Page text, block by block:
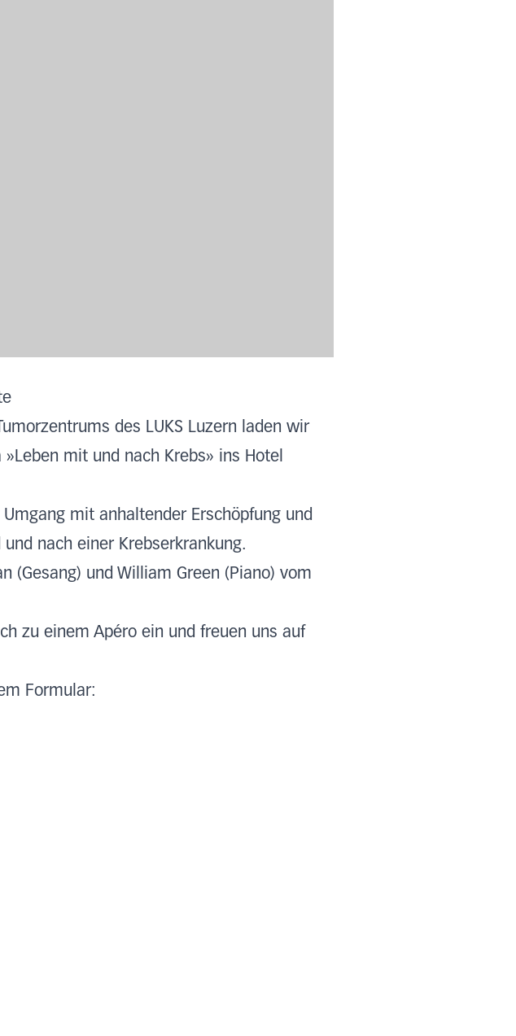
des LUKS Luzern laden wir
mit und nach Krebs» ins Hotel
mit anhaltender Erschöpfung und
nach einer Krebserkrankung.
(Gesang) und William Green (Piano) vom
zu einem Apéro ein und freuen uns auf
Formular: